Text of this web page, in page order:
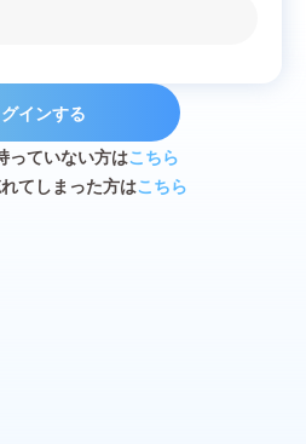
インする
っていない方はこちら
てしまった方はこちら